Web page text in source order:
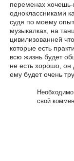
переменах хочешь-
одноклассниками
судя по моему
музыкалках, на
цивилизованней
которые есть
всю жизнь будет
не есть хорошо, он
ему будет очень
свой